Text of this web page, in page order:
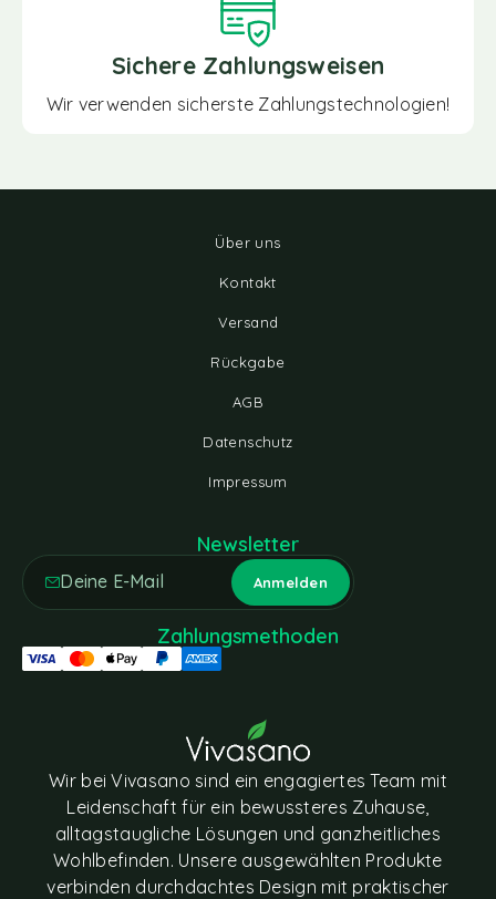
Sichere Zahlungsweisen
Wir verwenden sicherste Zahlungstechnologien!
Über uns
Kontakt
Versand
Rückgabe
AGB
Datenschutz
Impressum
Wir bei Vivasano sind ein engagiertes Team mit
Leidenschaft für ein bewussteres Zuhause,
alltagstaugliche Lösungen und ganzheitliches
Wohlbefinden. Unsere ausgewählten Produkte
verbinden durchdachtes Design mit praktischer
Newsletter
Zahlungsmethoden